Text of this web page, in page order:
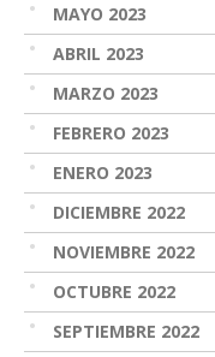
MAYO 2023
ABRIL 2023
MARZO 2023
FEBRERO 2023
ENERO 2023
DICIEMBRE 2022
NOVIEMBRE 2022
OCTUBRE 2022
SEPTIEMBRE 2022